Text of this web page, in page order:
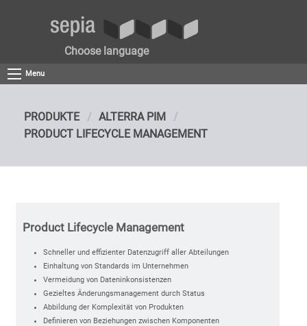
Choose language
Menu
PRODUKTE
ALTERRA PIM
PRODUCT LIFECYCLE MANAGEMENT
Product Lifecycle Management
Schneller und effizienter Datenzugriff aller Abteilungen
Einhaltung von Standards im Unternehmen
Vermeidung von Dateninkonsistenzen
Gezieltes Änderungsmanagement durch Status
Abbildung der Komplexität von Produkten
Definieren von Beziehungen zwischen Komponenten